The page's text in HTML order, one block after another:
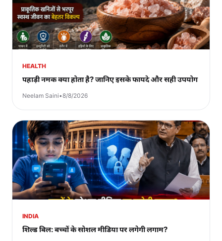
HEALTH
पहाड़ी नमक क्या होता है? जानिए इसके फायदे और सही उपयोग
Neelam Saini•8/8/2026
INDIA
शिल्ड बिल: बच्चों के सोशल मीडिया पर लगेगी लगाम?